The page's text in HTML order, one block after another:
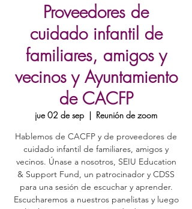
Proveedores de
cuidado infantil de
familiares, amigos y
vecinos y Ayuntamiento
de CACFP
jue 02 de sep
  |
Reunión de zoom
Hablemos de CACFP y de proveedores de
cuidado infantil de familiares, amigos y
vecinos. Únase a nosotros, SEIU Education
& Support Fund, un patrocinador y CDSS
para una sesión de escuchar y aprender.
Escucharemos a nuestros panelistas y luego